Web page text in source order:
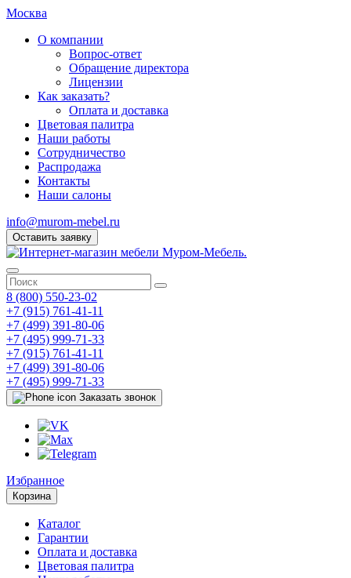
Москва
О компании
Вопрос-ответ
Обращение директора
Лицензии
Как заказать?
Оплата и доставка
Цветовая палитра
Наши работы
Сотрудничество
Распродажа
Контакты
Наши салоны
info@murom-mebel.ru
Оставить заявку
8 (800) 550-23-02
+7 (915) 761-41-11
+7 (499) 391-80-06
+7 (495) 999-71-33
+7 (915) 761-41-11
+7 (499) 391-80-06
+7 (495) 999-71-33
Заказать звонок
Избранное
Корзина
Каталог
Гарантии
Оплата и доставка
Цветовая палитра